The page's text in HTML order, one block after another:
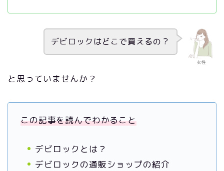
女性
デビロックはどこで買えるの？
と思っていませんか？
この記事を読んでわかること
デビロックとは？
デビロックの通販ショップの紹介